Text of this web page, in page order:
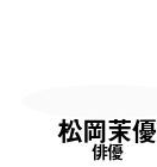
松岡茉優
俳優